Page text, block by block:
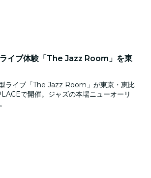
イブ体験「The Jazz Room」を東
ライブ「The Jazz Room」が東京・恵比
で開催。ジャズの本場ニューオーリ